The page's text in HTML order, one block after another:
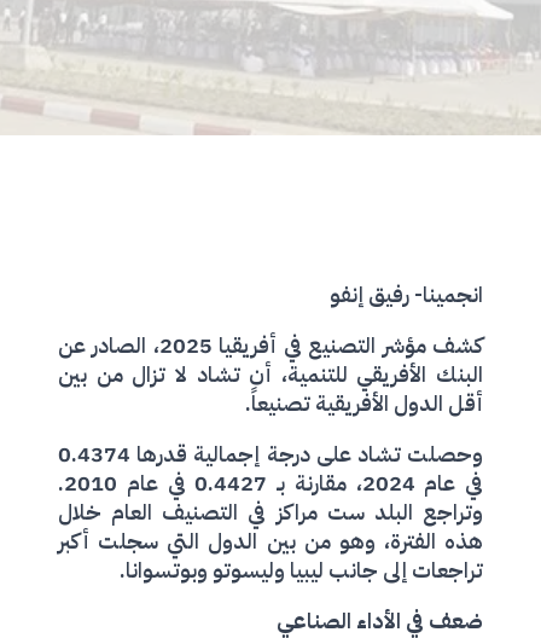
انجمينا- رفيق إنفو
كشف مؤشر التصنيع في أفريقيا 2025، الصادر عن
البنك الأفريقي للتنمية، أن تشاد لا تزال من بين
أقل الدول الأفريقية تصنيعاً.
وحصلت تشاد على درجة إجمالية قدرها 0.4374
في عام 2024، مقارنة بـ 0.4427 في عام 2010.
وتراجع البلد ست مراكز في التصنيف العام خلال
هذه الفترة، وهو من بين الدول التي سجلت أكبر
تراجعات إلى جانب ليبيا وليسوتو وبوتسوانا.
ضعف في الأداء الصناعي